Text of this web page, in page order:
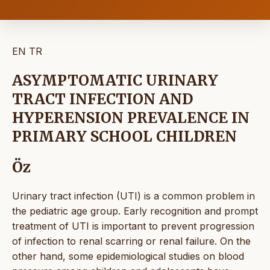
EN TR
ASYMPTOMATIC URINARY
TRACT INFECTION AND
HYPERENSION PREVALENCE IN
PRIMARY SCHOOL CHILDREN
Öz
Urinary tract infection (UTI) is a common problem in
the pediatric age group. Early recognition and prompt
treatment of UTI is important to prevent progression
of infection to renal scarring or renal failure. On the
other hand, some epidemiological studies on blood